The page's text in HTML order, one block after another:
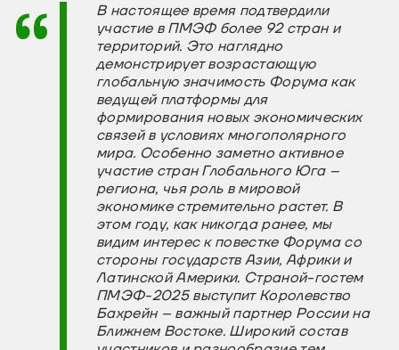
В настоящее время подтвердили
участие в ПМЭФ более 92 стран и
территорий. Это наглядно
демонстрирует возрастающую
глобальную значимость Форума как
ведущей платформы для
формирования новых экономических
связей в условиях многополярного
мира. Особенно заметно активное
участие стран Глобального Юга –
региона, чья роль в мировой
экономике стремительно растет. В
этом году, как никогда ранее, мы
видим интерес к повестке Форума со
стороны государств Азии, Африки и
Латинской Америки. Страной-гостем
ПМЭФ-2025 выступит Королевство
Бахрейн – важный партнер России на
Ближнем Востоке. Широкий состав